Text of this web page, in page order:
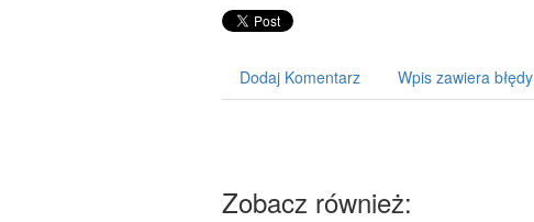
Dodaj Komentarz Wpis zawiera błędy
Zobacz również: